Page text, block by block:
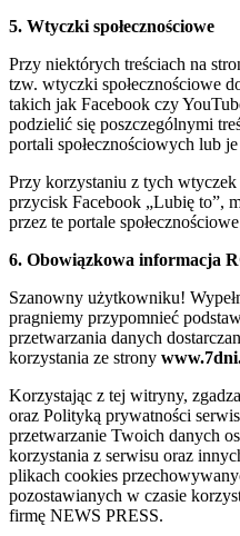
5. Wtyczki społecznościowe
Przy niektórych treściach na
tzw. wtyczki społecznościowe
takich jak Facebook czy
podzielić się poszczególnymi
portali społecznościowych lub
Przy korzystaniu z tych wtyczek
przycisk Facebook „Lubię to”,
przez te portale
6. Obowiązkowa informacja
Szanowny użytkowniku!
pragniemy przypomnieć
przetwarzania danych
korzystania ze strony
Korzystając z tej witryny,
oraz Polityką prywatności
przetwarzanie Twoich danych
korzystania z serwisu oraz
plikach cookies
pozostawianych w czasie
firmę NEWS PRESS.